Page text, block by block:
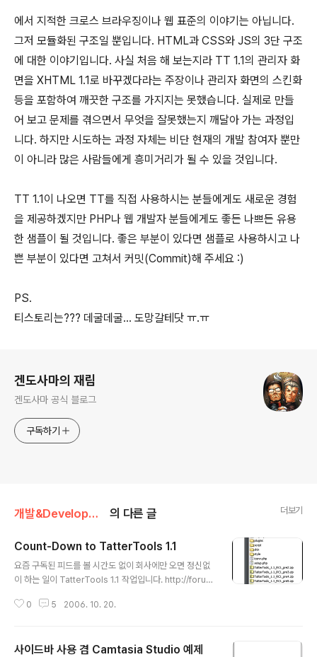
에서 지적한 크로스 브라우징이나 웹 표준의 이야기는 아닙니다.
그저 모듈화된 구조일 뿐입니다. HTML과 CSS와 JS의 3단 구조
에 대한 이야기입니다. 사실 처음 해 보는지라 TT 1.1의 관리자 화
면을 XHTML 1.1로 바꾸겠다라는 주장이나 관리자 화면의 스킨화
등을 포함하여 깨끗한 구조를 가지지는 못했습니다. 실제로 만들
어 보고 문제를 겪으면서 무엇을 잘못했는지 깨달아 가는 과정입
니다. 하지만 시도하는 과정 자체는 비단 현재의 개발 참여자 뿐만
이 아니라 많은 사람들에게 흥미거리가 될 수 있을 것입니다.
TT 1.1이 나오면 TT를 직접 사용하시는 분들에게도 새로운 경험
을 제공하겠지만 PHP나 웹 개발자 분들에게도 좋든 나쁘든 유용
한 샘플이 될 것입니다. 좋은 부분이 있다면 샘플로 사용하시고 나
쁜 부분이 있다면 고쳐서 커밋(Commit)해 주세요 :)
PS.
티스토리는??? 데굴데굴... 도망갈테닷 ㅠ.ㅠ
겐도사마의 재림
겐도사마 공식 블로그
구독하기
개발&Development/태터툴즈 의 다른 글 더보기
Count-Down to TatterTools 1.1
요즘 구독된 피드를 볼 시간도 없이 회사에만 오면 정신없
이 하는 일이 TatterTools 1.1 작업입니다. http://foru
: RC1 발표 대충 버그들은 거의 다 잡았나 싶었는데 IE 7이
속 작업이 필요할 것 같습니다. 또다는 후속 작업으로는 이
0 5 2006. 10. 20.
사이드바 사용 겸 Camtasia Studio 예제